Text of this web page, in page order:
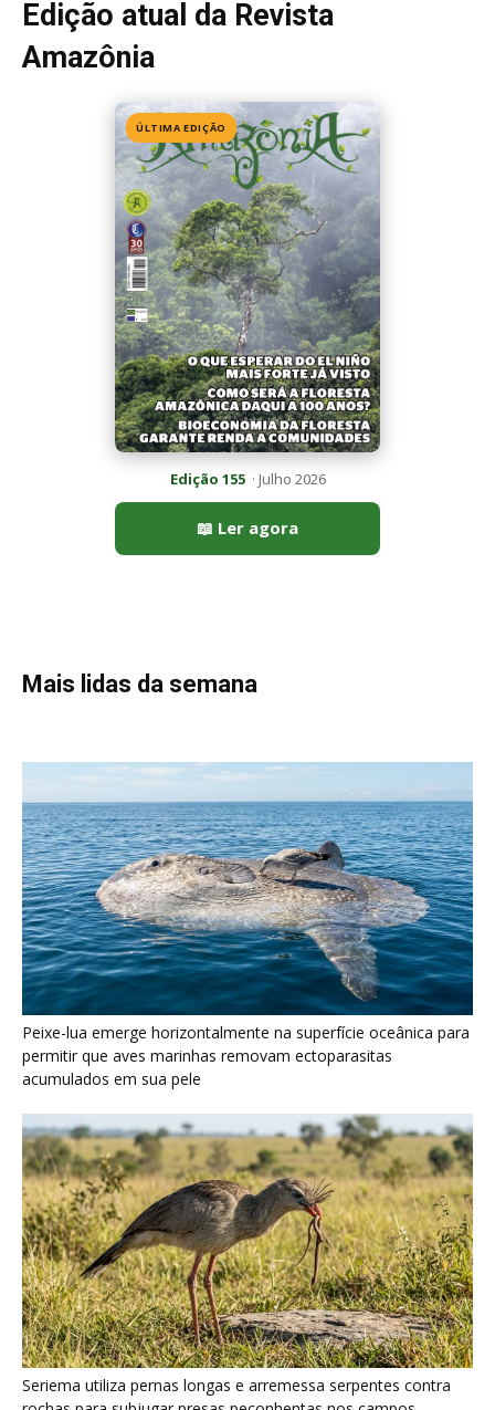
Edição 155· Julho 2026
📖 Ler agora
Mais lidas da semana
Peixe-lua emerge horizontalmente na superfície oceânica para
permitir que aves marinhas removam ectoparasitas
Seriema utiliza pernas longas e arremessa serpentes contra
rochas para subjugar presas peçonhentas nos campos
Poraquê sincroniza descargas elétricas em grupo para
amplificar campo elétrico e atordoar cardumes de peixes
maiores na Amazônia